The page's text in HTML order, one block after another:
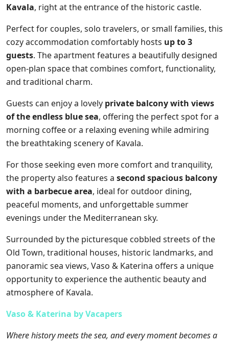
Kavala, right at the entrance of the historic castle.
Perfect for couples, solo travelers, or small families, this
cozy accommodation comfortably hosts up to 3
guests. The apartment features a beautifully designed
open-plan space that combines comfort, functionality,
and traditional charm.
Guests can enjoy a lovely private balcony with views
of the endless blue sea, offering the perfect spot for a
morning coffee or a relaxing evening while admiring
the breathtaking scenery of Kavala.
For those seeking even more comfort and tranquility,
the property also features a second spacious balcony
with a barbecue area, ideal for outdoor dining,
peaceful moments, and unforgettable summer
evenings under the Mediterranean sky.
Surrounded by the picturesque cobbled streets of the
Old Town, traditional houses, historic landmarks, and
panoramic sea views, Vaso & Katerina offers a unique
opportunity to experience the authentic beauty and
atmosphere of Kavala.
Vaso & Katerina by Vacapers
Where history meets the sea, and every moment becomes a